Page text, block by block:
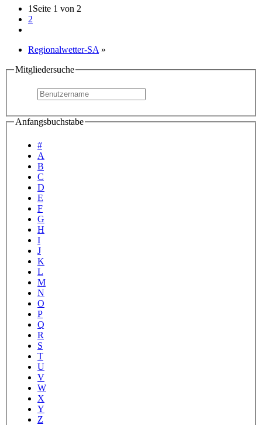
1 Seite 1 von 2
2
Regionalwetter-SA »
Mitgliedersuche
Anfangsbuchstabe
#
A
B
C
D
E
F
G
H
I
J
K
L
M
N
O
P
Q
R
S
T
U
V
W
X
Y
Z